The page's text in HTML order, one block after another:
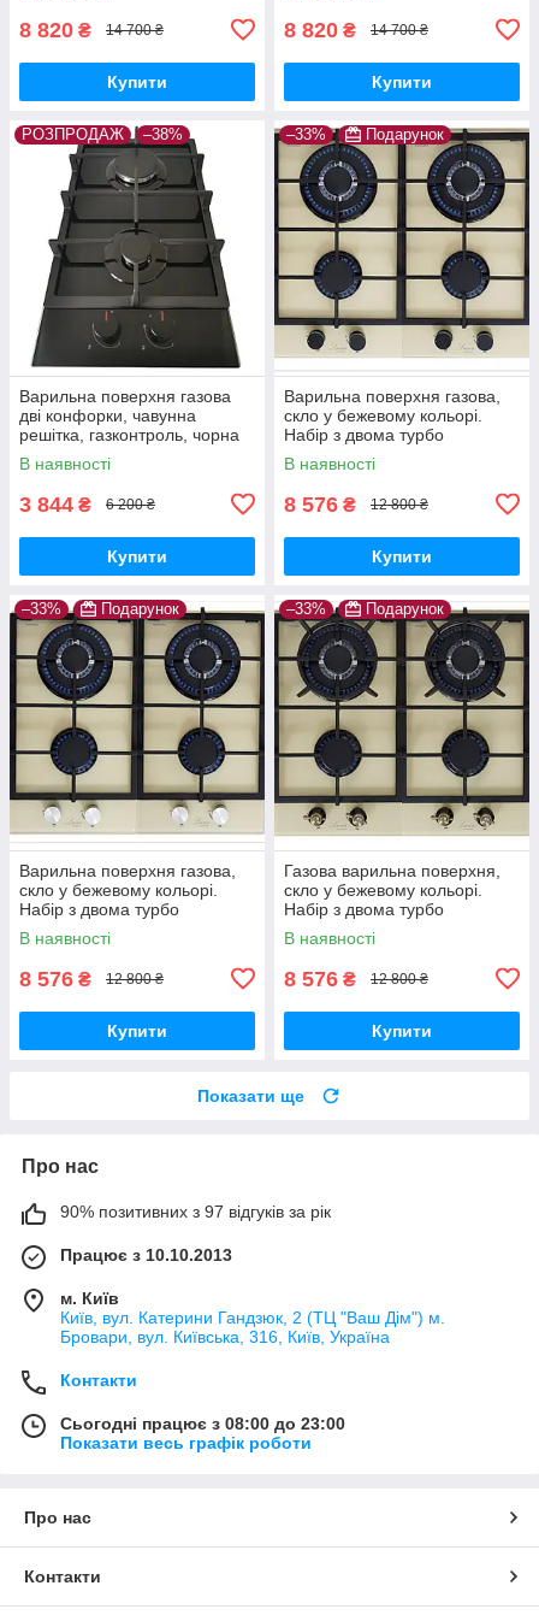
8 820 ₴ 14 700 ₴
Купити
8 820 ₴ 14 700 ₴
Купити
РОЗПРОДАЖ –38%
Варильна поверхня газова
дві конфорки, чавунна
решітка, газконтроль, чорна
Built-in Gas Hob PGE 320
BCH
В наявності
3 844 ₴ 6 200 ₴
Купити
–33% Подарунок
Варильна поверхня газова,
скло у бежевому кольорі.
Набір з двома турбо
пальників вог. Luxor
Німеччина
В наявності
8 576 ₴ 12 800 ₴
Купити
–33% Подарунок
Варильна поверхня газова,
скло у бежевому кольорі.
Набір з двома турбо
пальників вог. Luxor
Німеччина
В наявності
8 576 ₴ 12 800 ₴
Купити
–33% Подарунок
Газова варильна поверхня,
скло у бежевому кольорі.
Набір з двома турбо
пальників вог. Luxor
Німеччина
В наявності
8 576 ₴ 12 800 ₴
Купити
Показати ще
Про нас
90% позитивних з 97 відгуків за рік
Працює з 10.10.2013
м. Київ
Київ, вул. Катерини Гандзюк, 2 (ТЦ "Ваш Дім") м.
Бровари, вул. Київська, 316, Київ, Україна
Контакти
Сьогодні працює з 08:00 до 23:00
Показати весь графік роботи
Про нас
Контакти